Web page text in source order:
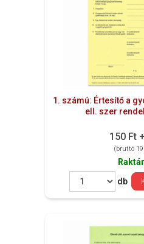
1. számú: Értesítő a
ell. szer
150 Ft
(bruttó
db